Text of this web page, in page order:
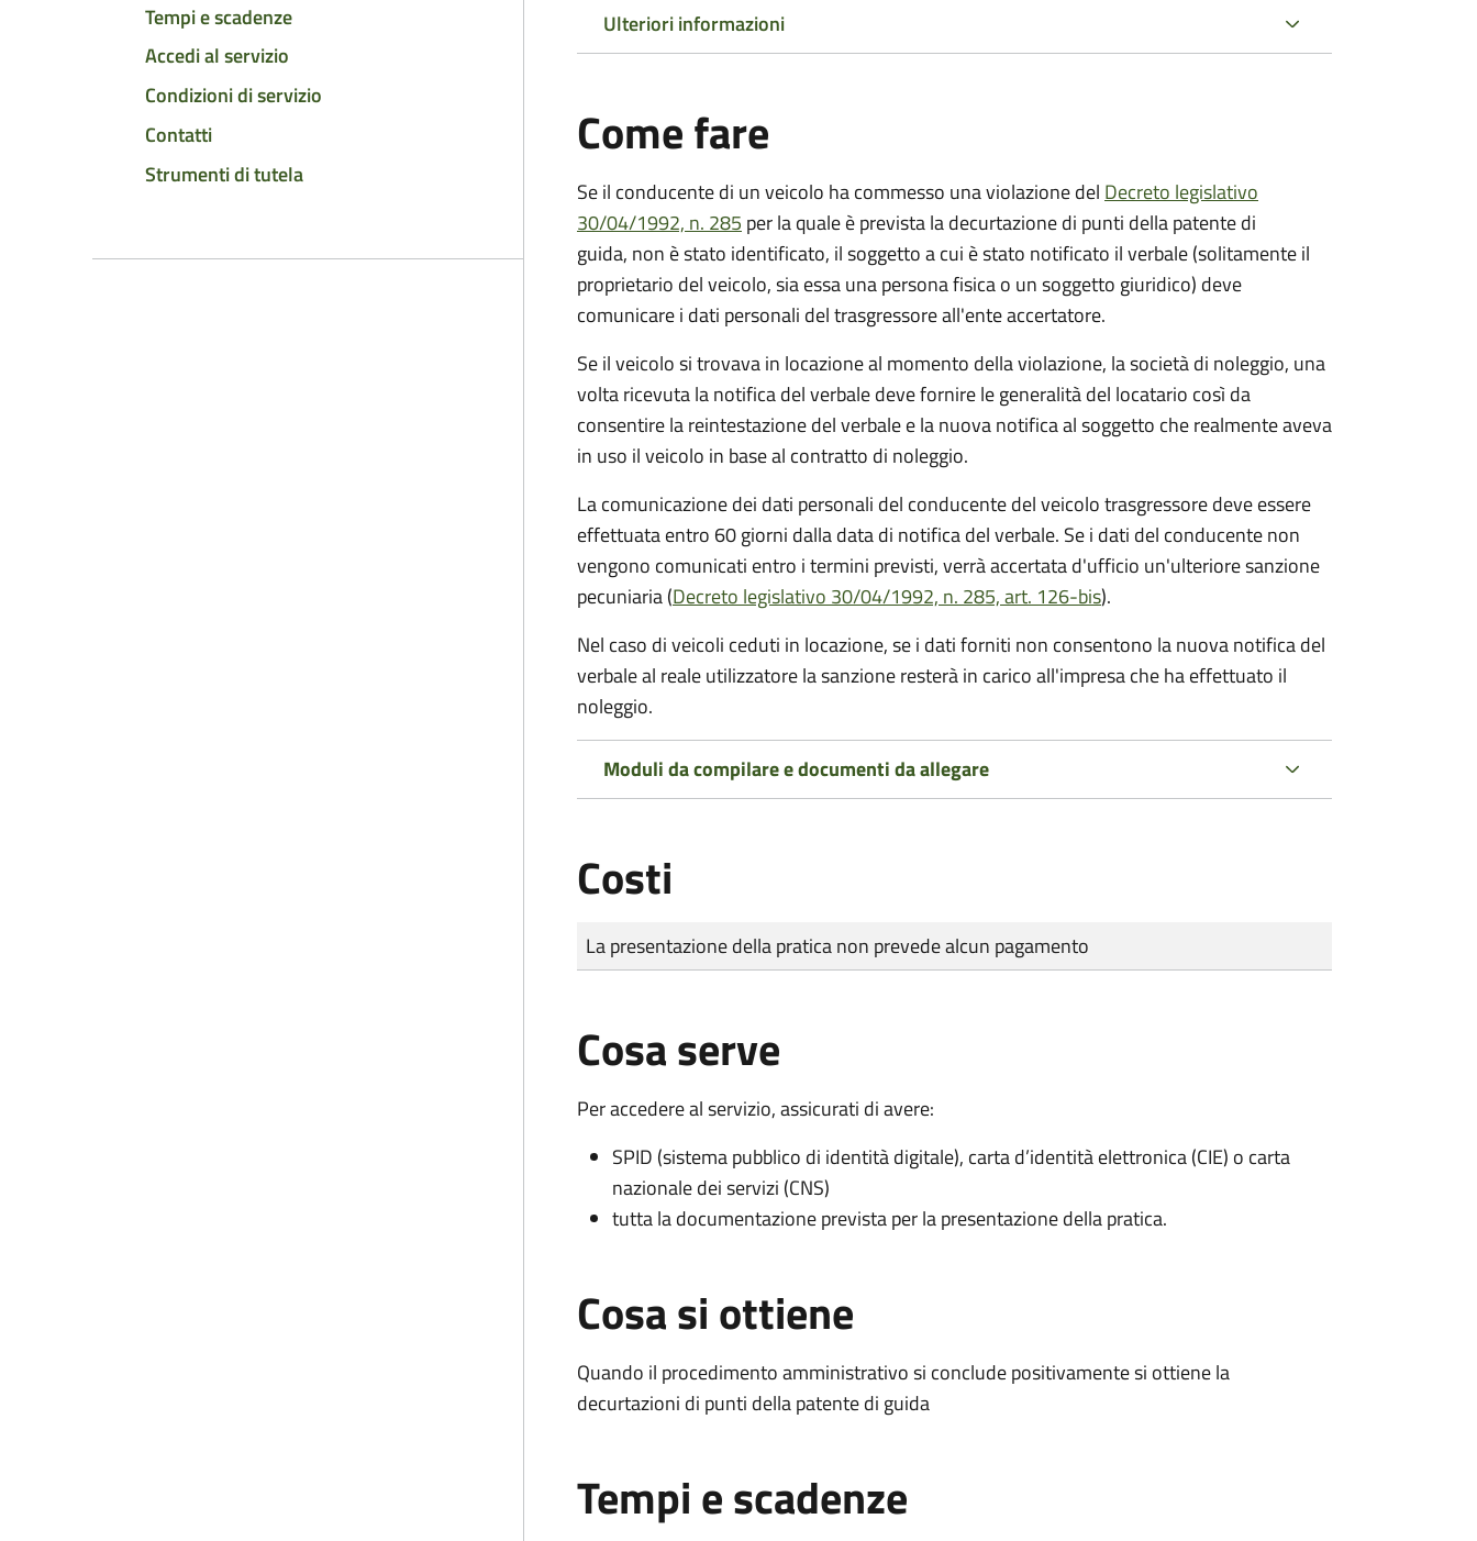
Tempi e scadenze
Accedi al servizio
Condizioni di servizio
Contatti
Strumenti di tutela
Ulteriori informazioni
Come fare
Se il conducente di un veicolo ha commesso una violazione del Decreto legislativo
30/04/1992, n. 285 per la quale è prevista la decurtazione di punti della patente di
guida, non è stato identificato, il soggetto a cui è stato notificato il verbale (solitamente il
proprietario del veicolo, sia essa una persona fisica o un soggetto giuridico) deve
comunicare i dati personali del trasgressore all'ente accertatore.
Se il veicolo si trovava in locazione al momento della violazione, la società di noleggio, una
volta ricevuta la notifica del verbale deve fornire le generalità del locatario così da
consentire la reintestazione del verbale e la nuova notifica al soggetto che realmente aveva
in uso il veicolo in base al contratto di noleggio.
La comunicazione dei dati personali del conducente del veicolo trasgressore deve essere
effettuata entro 60 giorni dalla data di notifica del verbale. Se i dati del conducente non
vengono comunicati entro i termini previsti, verrà accertata d'ufficio un'ulteriore sanzione
pecuniaria (Decreto legislativo 30/04/1992, n. 285, art. 126-bis).
Nel caso di veicoli ceduti in locazione, se i dati forniti non consentono la nuova notifica del
verbale al reale utilizzatore la sanzione resterà in carico all'impresa che ha effettuato il
noleggio.
Moduli da compilare e documenti da allegare
Costi
Tipo di pagamento
Importo
La presentazione della pratica non prevede alcun pagamento
Cosa serve
Per accedere al servizio, assicurati di avere:
SPID (sistema pubblico di identità digitale), carta d’identità elettronica (CIE) o carta
nazionale dei servizi (CNS)
tutta la documentazione prevista per la presentazione della pratica.
Cosa si ottiene
Quando il procedimento amministrativo si conclude positivamente si ottiene la
decurtazioni di punti della patente di guida
Tempi e scadenze